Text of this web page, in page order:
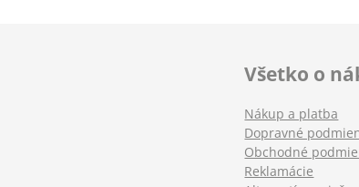
Všetko o
Nákup a platba
Dopravné
Obchodné
Reklamácie